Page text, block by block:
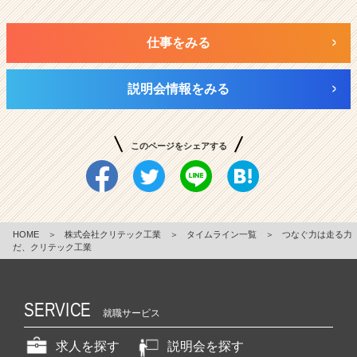
仕事をみる
説明会情報をみる
このページをシェアする
HOME ＞ 株式会社クリテック工業 ＞ タイムライン一覧 ＞
つなぐ力は走る力
だ、クリテック工業
SERVICE 就職サービス
求人を探す
説明会を探す